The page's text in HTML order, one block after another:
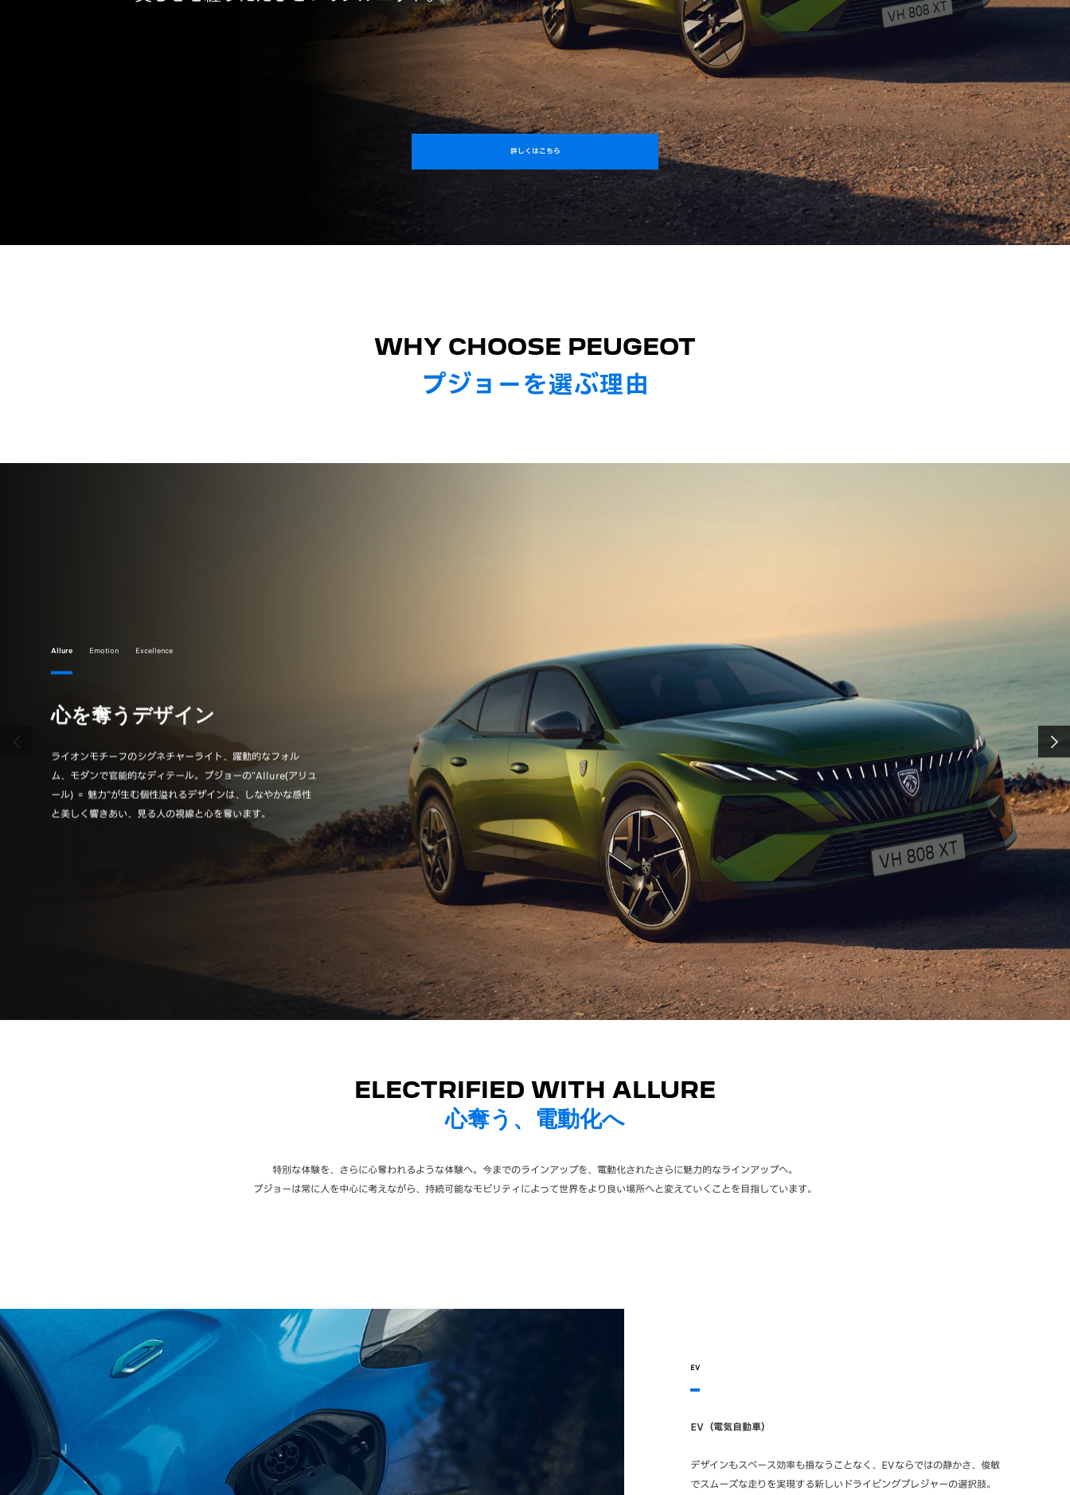
詳しくはこちら
WHY CHOOSE PEUGEOT
プジョーを選ぶ理由
次へ
心を奪うデザイン
ライオンモチーフのシグネチャーライト、躍動的なフォル
ム、モダンで官能的なディテール。プジョーの"Allure(アリュ
ール) ＝ 魅力"が生む個性溢れるデザインは、しなやかな感性
と美しく響きあい、見る人の視線と心を奪います。
直感的なドライビング体験
身体とクルマが一体化する革新的なドライブ体験を。プジョ
ー独自設計のi-Cockpitによる直感的で対話するような操作感
覚と上質でしなやかな走りは、他では味わえないドライブフ
ィール“Emotion(エモーション) ＝ 情緒”を生みだします。
妥協のないクオリティ
プジョーのクオリティは、“Excellence(エクセレンス) ＝ 洗
練”を追求するエンジニアリングによって支えられています。
新しいデザインや電動化などの技術は、ハイパーカー
「9X8」の開発やWEC(世界耐久選手権)への参戦によって磨
かれています。
Allure Emotion Excellence
ELECTRIFIED WITH ALLURE
心奪う、電動化へ
特別な体験を、さらに心奪われるような体験へ。今までのラインアップを、電動化されたさらに魅力的なラインアップへ。
プジョーは常に人を中心に考えながら、持続可能なモビリティによって世界をより良い場所へと変えていくことを目指しています。
EV（電気自動車）
デザインもスペース効率も損なうことなく、EVならではの静かさ、俊敏
でスムーズな走りを実現する新しいドライビングプレジャーの選択肢。
EV